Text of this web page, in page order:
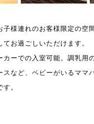
子様連れのお客様限定の空
お過ごしいただけます。
カーでの入室可能。調乳用
スなど、ベビーがいるママ
。